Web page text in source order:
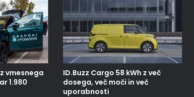
vmesnega
1.980
ID.Buzz Cargo 58 kWh z več
dosega, več moči in več
uporabnosti